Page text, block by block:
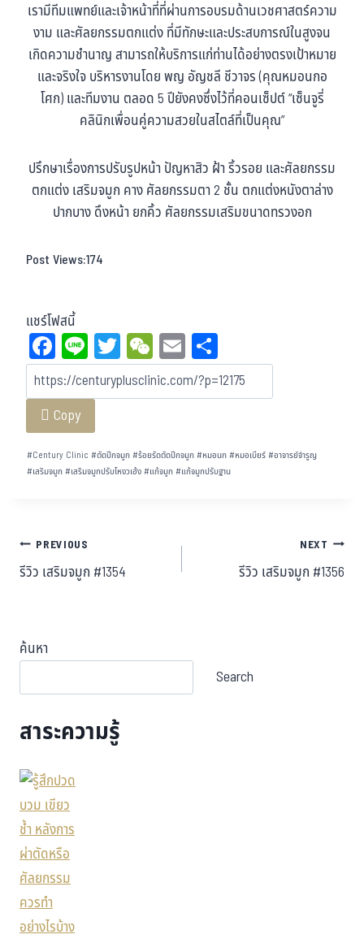
เรามีทีมแพทย์และเจ้าหน้าที่ที่ผ่านการอบรมด้านเวชศาสตร์ความ
งาม และศัลยกรรมตกแต่ง ที่มีทักษะและประสบการณ์ในสูงจน
เกิดความชำนาญ สามารถให้บริการแก่ท่านได้อย่างตรงเป้าหมาย
และจริงใจ บริหารงานโดย พญ อัญชลี ชีวาจร (คุณหมอนกอ
โศก) และทีมงาน ตลอด 5 ปียังคงซึ่งไว้ที่คอนเซ็ปต์ “เซ็นจูรี่
คลินิกเพื่อนคู่ความสวยในสไตล์ที่เป็นคุณ”
ปรึกษาเรื่องการปรับรูปหน้า ปัญหาสิว ฝ้า ริ้วรอย และศัลยกรรม
ตกแต่ง เสริมจมูก คาง ศัลยกรรมตา 2 ชั้น ตกแต่งหนังตาล่าง
ปากบาง ดึงหน้า ยกคิ้ว ศัลยกรรมเสริมขนาดทรวงอก
Post Views:174
แชร์โฟสนี้
Fa
ce
bo
ok
Li
ne
T
wi
tt
W
eC
ha
E
m
ail
ar
e
Copy
#Century Clinic #ตัดปีกจมูก#ร้อยรัดตัดปีกจมูก#หมอนก#หมอเบียร์ #อาจารย์จำรูญ
#เสริมจมูก#เสริมจมูกปรับโหงวเฮ้ง#แก้จมูก#แก้จมูกปรับฐาน
PREVIOUS
รีวิว เสริมจมูก #1354
NEXT
รีวิว เสริมจมูก #1356
ค้นหา
Search
สาระความรู้